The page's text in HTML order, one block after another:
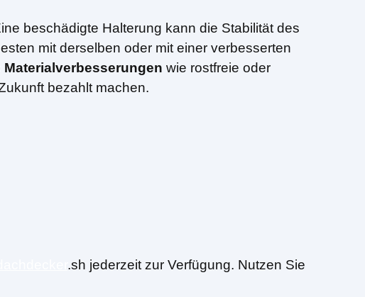
beschädigte Halterung kann die Stabilität des
mit derselben oder mit einer verbesserten
Materialverbesserungen wie rostfreie oder
bezahlt machen.
.sh jederzeit zur Verfügung. Nutzen Sie